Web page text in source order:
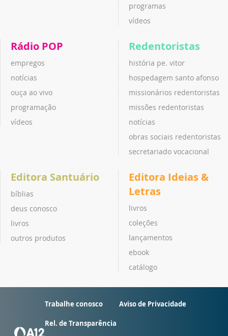
programas
vídeos
Rádio POP
empregos
notícias
ouça ao vivo
programação
vídeos
Redentoristas
história pe. vitor
hospedagem santo afonso
missionários redentoristas
missões redentoristas
notícias
obras sociais redentoristas
secretariado vocacional
Editora Santuário
bíblias
deus conosco
livros
outros produtos
Editora Ideias &
Letras
livros
coleções
lançamentos
ebook
catálogo
Trabalhe conosco Aviso de Privacidade
Rel. de Transparência